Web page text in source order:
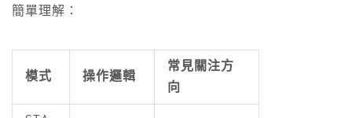
簡單理解：
模式 操作邏輯
常見關注方
向